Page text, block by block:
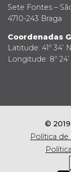
Sete Fontes –
4710-243 Braga
Coordenadas
Latitude: 41º 34’ N
Longitude: 8º
©
Política de